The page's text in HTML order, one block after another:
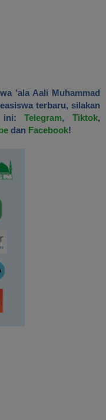
'ala Aali Muhammad
terbaru, silakan
ini:Telegram,Tiktok,
dan Facebook!